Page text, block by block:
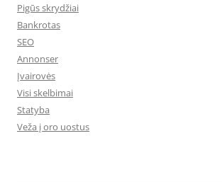
Pigūs skrydžiai
Bankrotas
SEO
Annonser
Įvairovės
Visi skelbimai
Statyba
Veža į oro uostus